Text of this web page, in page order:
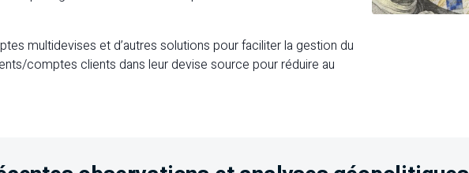
multidevises et d’autres solutions pour faciliter la gestion du
comptes clients dans leur devise source pour réduire au